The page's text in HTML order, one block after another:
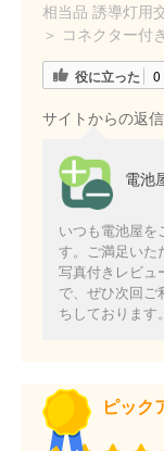
相当品 誘導灯用
＞ コネクター付
役に立った 0
サイトからの返信
電池
いつも電池屋を
す。ご満足いた
写真付きレビュ
で、ぜひ次回ご
ちしております。
ピック